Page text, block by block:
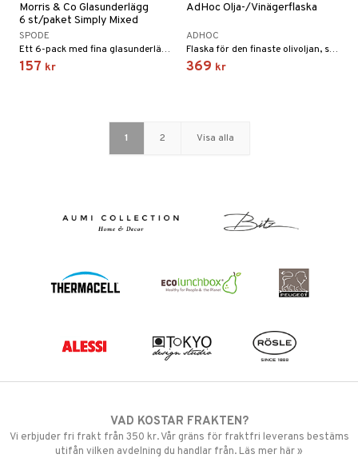
Morris & Co Glasunderlägg
6 st/paket Simply Mixed
SPODE
Ett 6-pack med fina glasunderlägg.
157 kr
AdHoc Olja-/Vinägerflaska
ADHOC
Flaska för den finaste olivoljan, smakrik pumpafröolja, den finaste vinägern och mycket mer.
369 kr
1 2 Visa alla
VAD KOSTAR FRAKTEN?
Vi erbjuder fri frakt från 350 kr. Vår gräns för fraktfri leverans bestäms
utifån vilken avdelning du handlar från. Läs mer här »